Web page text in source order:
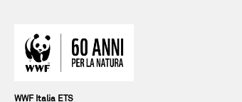
WWF Italia ETS